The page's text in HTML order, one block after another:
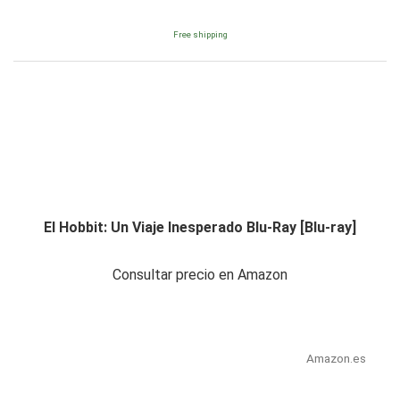
Free shipping
El Hobbit: Un Viaje Inesperado Blu-Ray [Blu-ray]
Consultar precio en Amazon
Amazon.es